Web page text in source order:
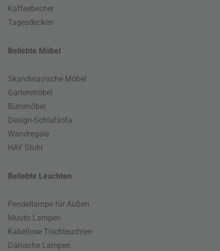
Kaffeebecher
Tagesdecken
Beliebte Möbel
Skandinavische Möbel
Gartenmöbel
Büromöbel
Design-Schlafsofa
Wandregale
HAY Stuhl
Beliebte Leuchten
Pendellampe für Außen
Muuto Lampen
Kabellose Tischleuchten
Dänische Lampen